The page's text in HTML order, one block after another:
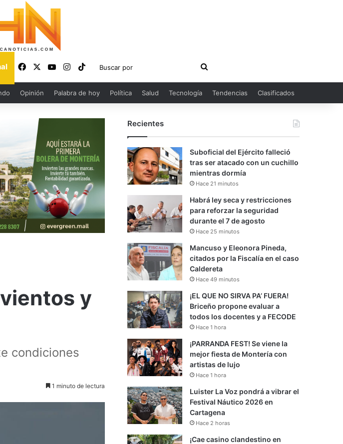
FacebookYouTubeInstagram
TikTok
Buscar
por
Opinión Palabra de hoy Política Salud Tecnología Tendencias Clasificados
y
condiciones
1 minuto de lectura
Recientes
Suboficial del Ejército falleció
tras ser atacado con un cuchillo
mientras dormía
Hace 21 minutos
Habrá ley seca y restricciones
para reforzar la seguridad
durante el 7 de agosto
Hace 25 minutos
Mancuso y Eleonora Pineda,
citados por la Fiscalía en el caso
Caldereta
Hace 49 minutos
¡EL QUE NO SIRVA PA’ FUERA!
Briceño propone evaluar a
todos los docentes y a FECODE
Hace 1 hora
¡PARRANDA FEST! Se viene la
mejor fiesta de Montería con
artistas de lujo
Hace 1 hora
Luister La Voz pondrá a vibrar el
Festival Náutico 2026 en
Cartagena
Hace 2 horas
¡Cae casino clandestino en